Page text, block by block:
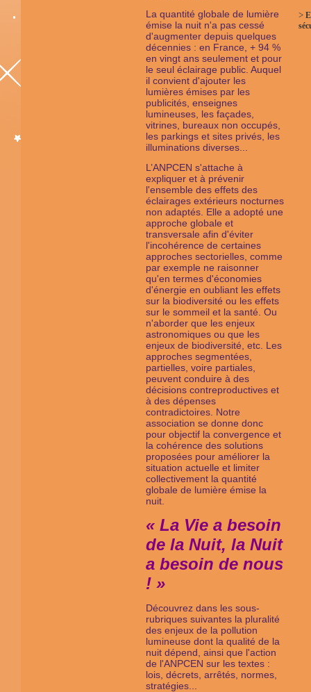
La quantité globale de lumière
émise la nuit n'a pas cessé
d'augmenter depuis quelques
décennies : en France, + 94 %
en vingt ans seulement et pour
le seul éclairage public. Auquel
il convient d'ajouter les
lumières émises par les
publicités, enseignes
lumineuses, les façades,
vitrines, bureaux non occupés,
les parkings et sites privés, les
illuminations diverses...
L’ANPCEN s'attache à
expliquer et à prévenir
l'ensemble des effets des
éclairages extérieurs nocturnes
non adaptés. Elle a adopté une
approche globale et
transversale afin d'éviter
l'incohérence de certaines
approches sectorielles, comme
par exemple ne raisonner
qu'en termes d'économies
d'énergie en oubliant les effets
sur la biodiversité ou les effets
sur le sommeil et la santé. Ou
n'aborder que les enjeux
astronomiques ou que les
enjeux de biodiversité, etc. Les
approches segmentées,
partielles, voire partiales,
peuvent conduire à des
décisions contreproductives et
à des dépenses
contradictoires. Notre
association se donne donc
pour objectif la convergence et
la cohérence des solutions
proposées pour améliorer la
situation actuelle et limiter
collectivement la quantité
globale de lumière émise la
nuit.
« La Vie a besoin
de la Nuit, la Nuit
a besoin de nous
! »
Découvrez dans les sous-
rubriques suivantes la pluralité
des enjeux de la pollution
lumineuse dont la qualité de la
nuit dépend, ainsi que l'action
de l'ANPCEN sur les textes :
lois, décrets, arrêtés, normes,
stratégies...
>